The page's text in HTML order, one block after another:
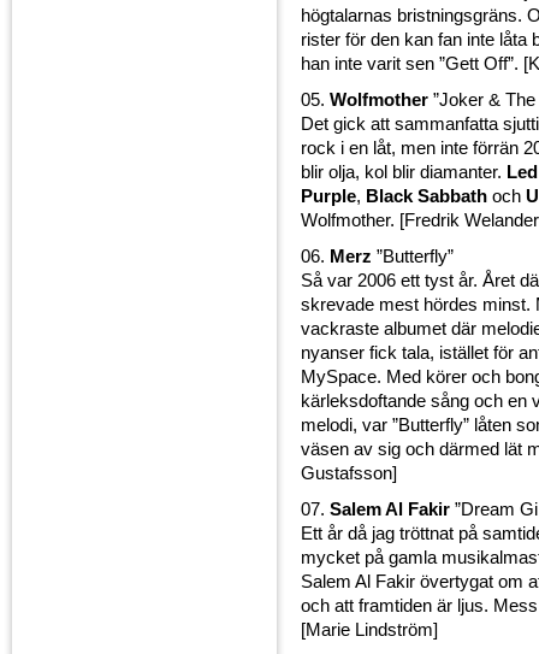
högtalarnas bristningsgräns.
rister för den kan fan inte låta
han inte varit sen ”Gett Off”.
05. Wolfmother ”Joker & The
Det gick att sammanfatta
rock i en låt, men inte förrän
blir olja, kol blir diamanter.
Purple, Black Sabbath och
Wolfmother. [Fredrik
06. Merz ”Butterfly”
Så var 2006 ett tyst år. Året
skrevade mest hördes minst.
vackraste albumet där
nyanser fick tala, istället för
MySpace. Med körer och
kärleksdoftande sång och en
melodi, var ”Butterfly” låten
väsen av sig och därmed lät
Gustafsson]
07. Salem Al Fakir ”Dream
Ett år då jag tröttnat på
mycket på gamla
Salem Al Fakir övertygat om
och att framtiden är ljus.
[Marie Lindström]